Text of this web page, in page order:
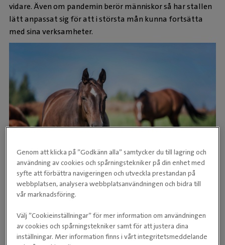
vidare. Även om pandemin berör människor så har stallen
lätt anpassat sig för att i största mån kunna fortsätta
med sina verksamheter.
Tänker nytt
Men visst finns ändrade vårdbeteenden hos hästägarna,
på ambulatoriska besök då veterinärerna åker hem till
patienten istället. Kombinationen nya förhållningssätt
Genom att klicka på ”Godkänn alla” samtycker du till lagring och
användning av cookies och spårningstekniker på din enhet med
syfte att förbättra navigeringen och utveckla prestandan på
webbplatsen, analysera webbplatsanvändningen och bidra till
vår marknadsföring.
Välj ”Cookieinställningar” för mer information om användningen
av cookies och spårningstekniker samt för att justera dina
inställningar. Mer information finns i vårt integritetsmeddelande